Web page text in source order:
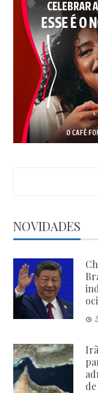
NOVIDADES